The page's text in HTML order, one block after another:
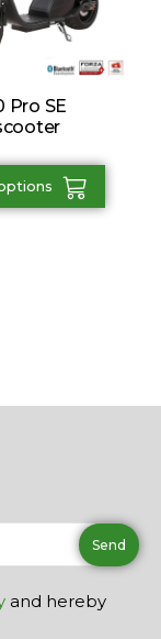
Pro SE
and hereby